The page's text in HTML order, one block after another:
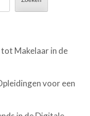
Makelaar in de
voor een